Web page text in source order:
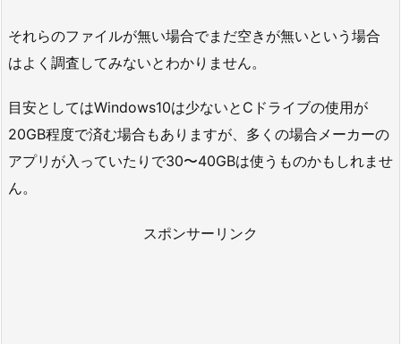
それらのファイルが無い場合でまだ空きが無いという場合
はよく調査してみないとわかりません。
目安としてはWindows10は少ないとCドライブの使用が
20GB程度で済む場合もありますが、多くの場合メーカーの
アプリが入っていたりで30〜40GBは使うものかもしれませ
ん。
スポンサーリンク